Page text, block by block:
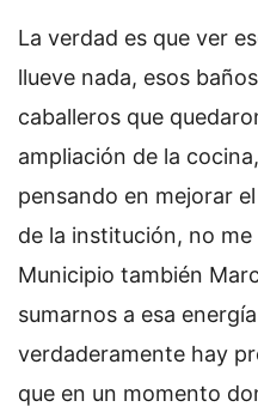
La verdad es que ver
llueve nada, esos
caballeros que
ampliación de la
pensando en mejorar
de la institución, no
Municipio también
sumarnos a esa
verdaderamente hay
que en un momento